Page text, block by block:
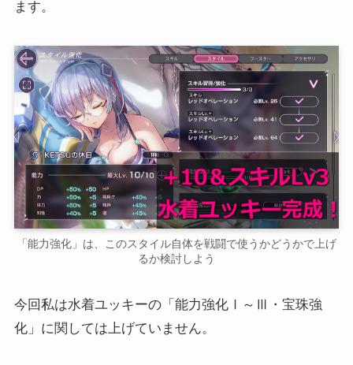
ます。
「能力強化」は、このスタイル自体を戦闘で使うかどうかで上げ
るか検討しよう
今回私は水着ユッキーの「能力強化Ⅰ～Ⅲ・宝珠強
化」に関しては上げていません。